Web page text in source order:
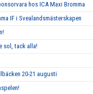
hos ICA Maxi Bromma
IF i Svealandsmästerskapen
sol, tack alla!
20-21 augusti